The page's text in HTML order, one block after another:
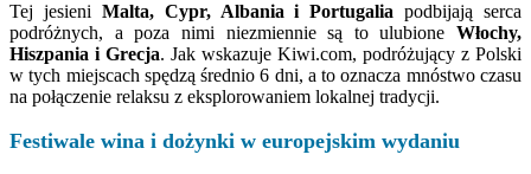
Tej jesieni Malta, Cypr, Albania i Portugalia podbijają serca
podróżnych, a poza nimi niezmiennie są to ulubione Włochy,
Hiszpania i Grecja. Jak wskazuje Kiwi.com, podróżujący z Polski
w tych miejscach spędzą średnio 6 dni, a to oznacza mnóstwo czasu
na połączenie relaksu z eksplorowaniem lokalnej tradycji.
Festiwale wina i dożynki w europejskim wydaniu